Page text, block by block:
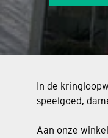
In de
speelgoed,
Aan onze